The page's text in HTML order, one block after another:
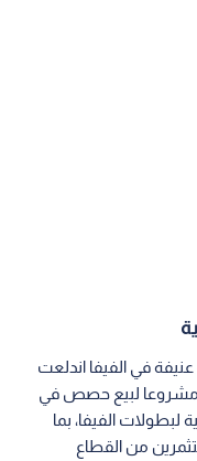
في الفيفا اندلعت
مشروعا لبيع حصص في
لبطولات الفيفا، بما
من القطاع